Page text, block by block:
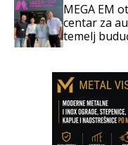
MEGA EM
centar za
temelj